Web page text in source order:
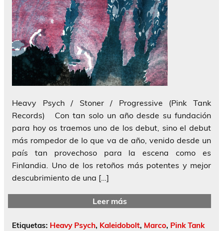
Heavy Psych / Stoner / Progressive (Pink Tank
Records) Con tan solo un año desde su fundación
para hoy os traemos uno de los debut, sino el debut
más rompedor de lo que va de año, venido desde un
país tan provechoso para la escena como es
Finlandia. Uno de los retoños más potentes y mejor
descubrimiento de una […]
Leer más
Etiquetas: Heavy Psych, Kaleidobolt, Marco, Pink Tank